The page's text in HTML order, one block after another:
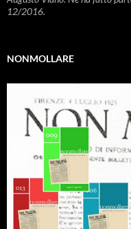
12/2016.
NONMOLLARE